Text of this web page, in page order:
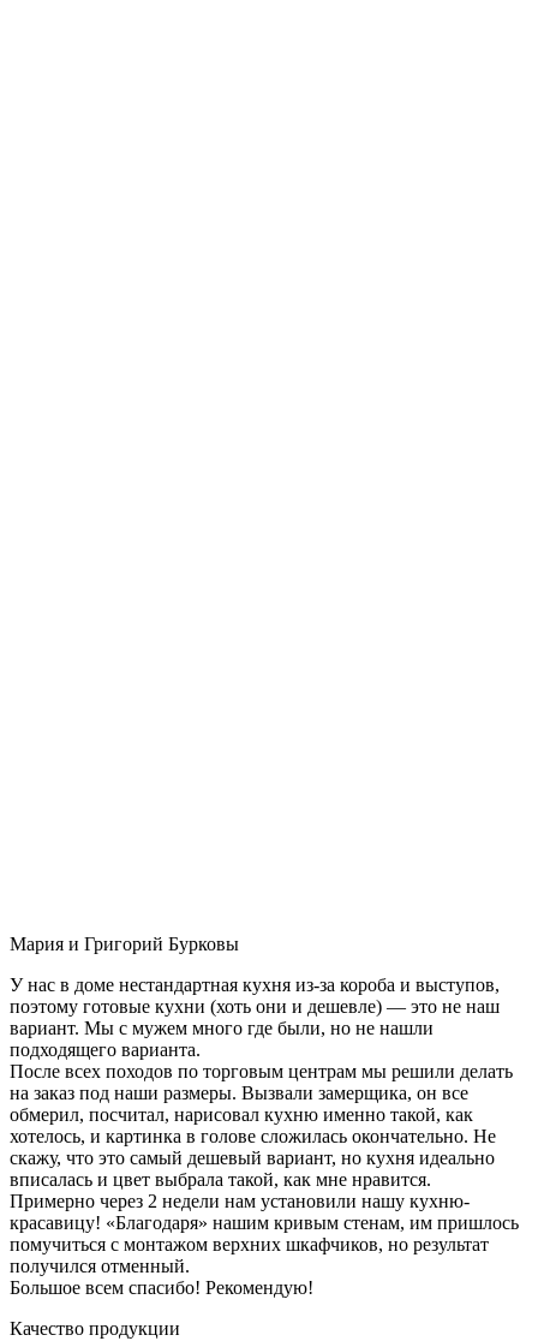
Мария и Григорий Бурковы
У нас в доме нестандартная кухня из-за короба и выступов,
поэтому готовые кухни (хоть они и дешевле) — это не наш
вариант. Мы с мужем много где были, но не нашли
подходящего варианта.
После всех походов по торговым центрам мы решили делать
на заказ под наши размеры. Вызвали замерщика, он все
обмерил, посчитал, нарисовал кухню именно такой, как
хотелось, и картинка в голове сложилась окончательно. Не
скажу, что это самый дешевый вариант, но кухня идеально
вписалась и цвет выбрала такой, как мне нравится.
Примерно через 2 недели нам установили нашу кухню-
красавицу! «Благодаря» нашим кривым стенам, им пришлось
помучиться с монтажом верхних шкафчиков, но результат
получился отменный.
Большое всем спасибо! Рекомендую!
Качество продукции